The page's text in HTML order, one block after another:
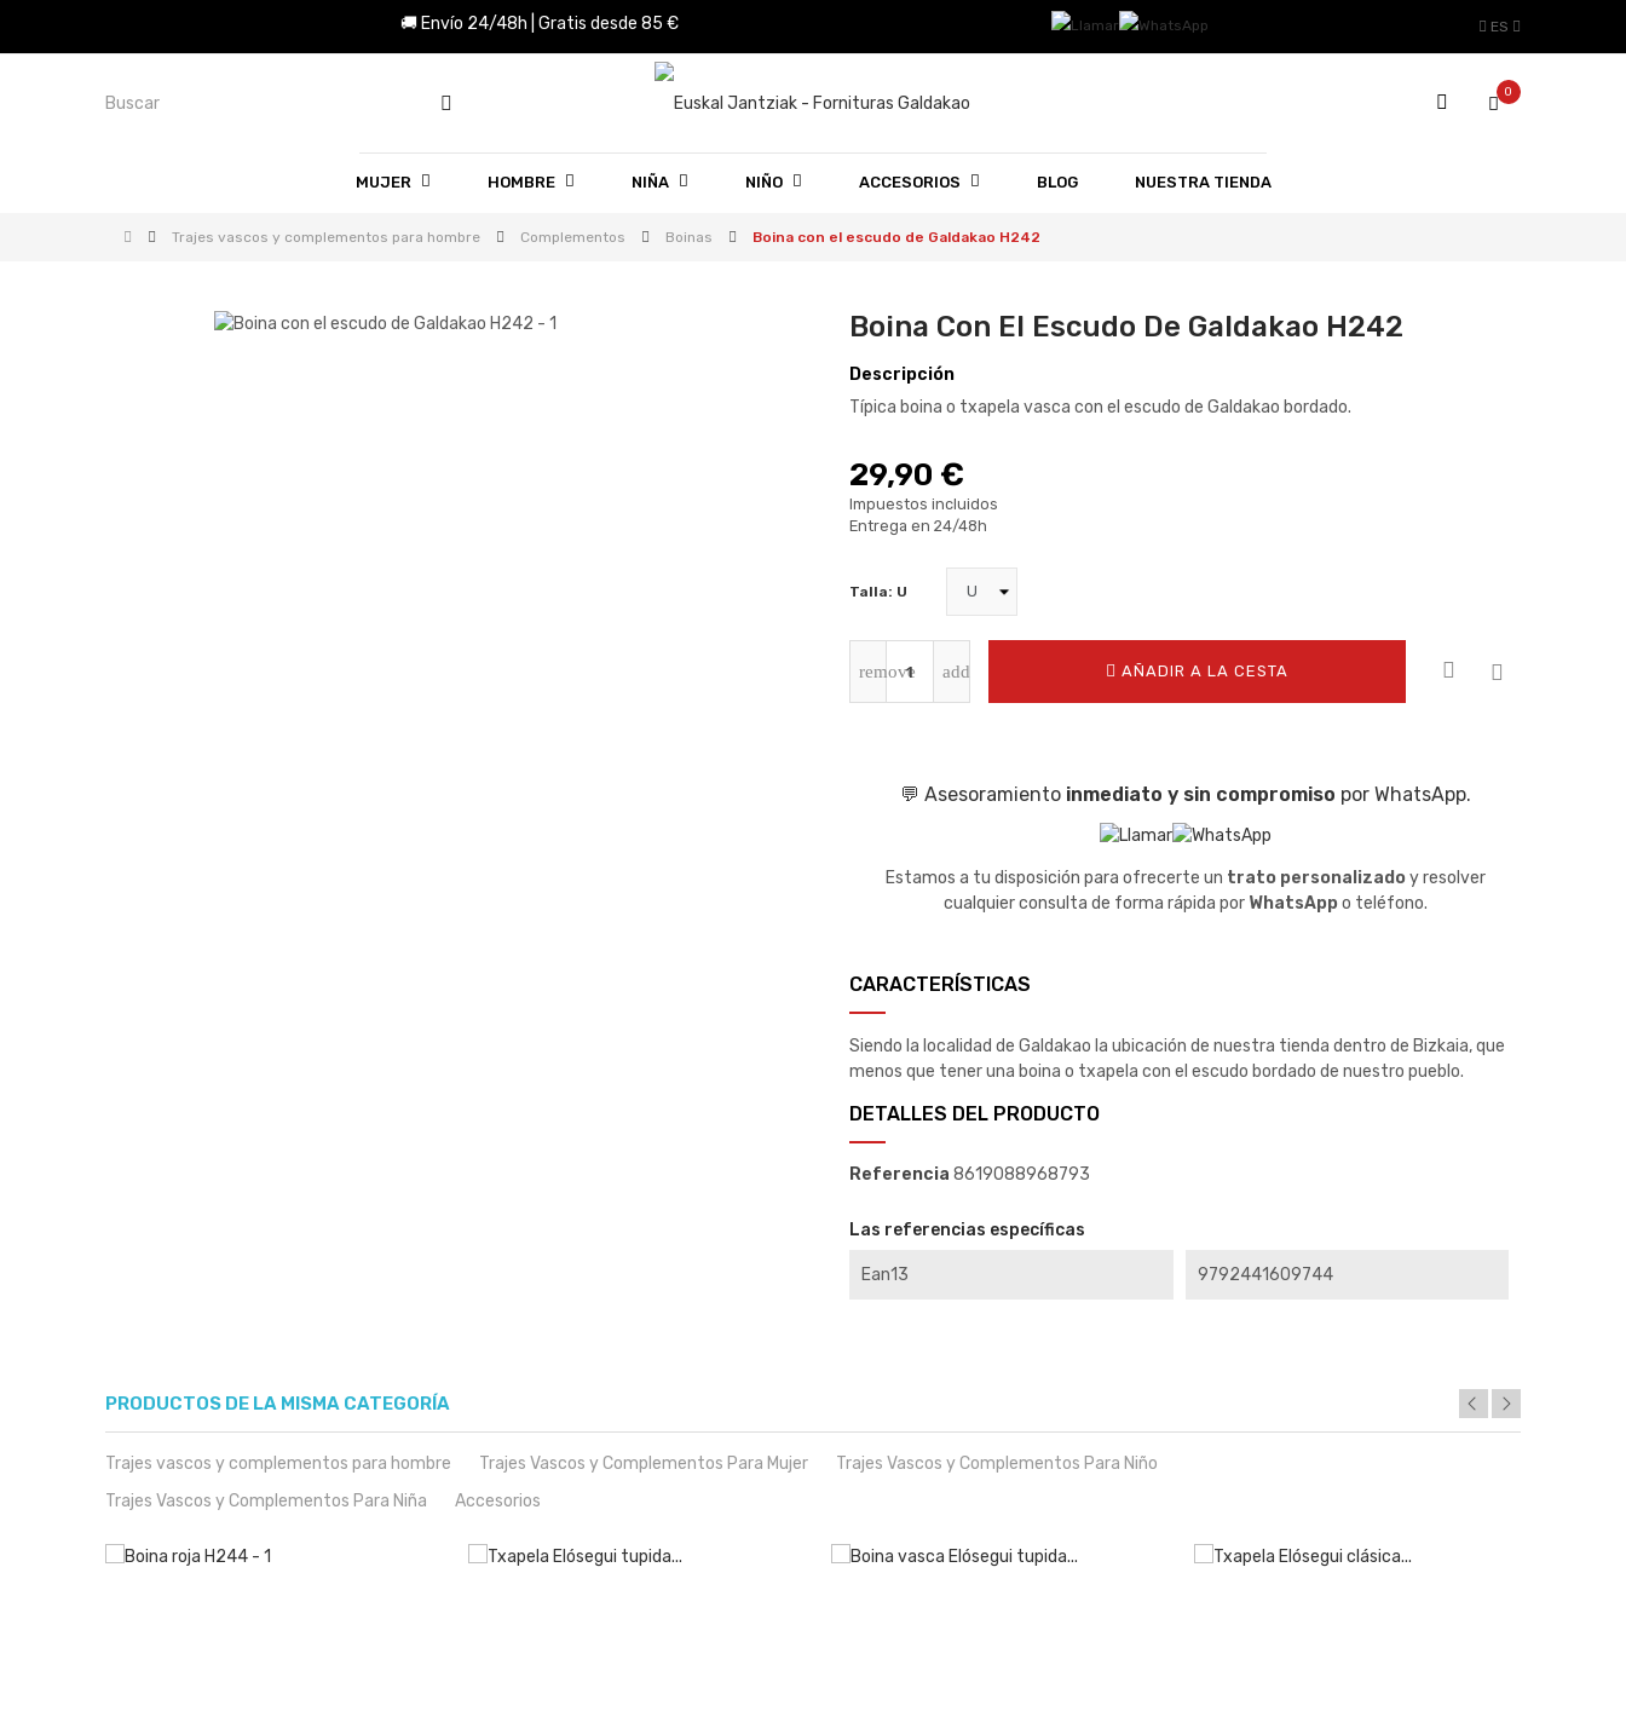
🚚 Envío 24/48h | Gratis desde 85 € ES
0
MUJER HOMBRE NIÑA NIÑO ACCESORIOS BLOG NUESTRA TIENDA
Trajes vascos y complementos para hombre Complementos Boinas Boina con el escudo de Galdakao H242
Boina Con El Escudo De Galdakao H242
Descripción
Típica boina o txapela vasca con el escudo de Galdakao bordado.
29,90 €
Impuestos incluidos
Entrega en 24/48h
Talla: U
AÑADIR A LA CESTA
💬 Asesoramiento inmediato y sin compromiso por WhatsApp.
Estamos a tu disposición para ofrecerte un trato personalizadoy resolver
cualquier consulta de forma rápida por WhatsAppo teléfono.
CARACTERÍSTICAS
Siendo la localidad de Galdakao la ubicación de nuestra tienda dentro de Bizkaia, que
menos que tener una boina o txapela con el escudo bordado de nuestro pueblo.
DETALLES DEL PRODUCTO
Referencia 8619088968793
Las referencias específicas
Ean13 9792441609744
PRODUCTOS DE LA MISMA CATEGORÍA
Trajes vascos y complementos para hombre Trajes Vascos y Complementos Para Mujer
Trajes Vascos y Complementos Para Niño
Trajes Vascos y Complementos Para Niña
Accesorios